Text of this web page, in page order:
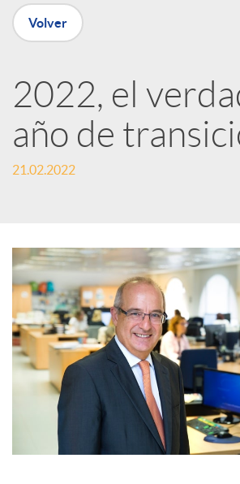
n
R
e
e
s
S
c
Volver
2022, el
año de
21.02.2022